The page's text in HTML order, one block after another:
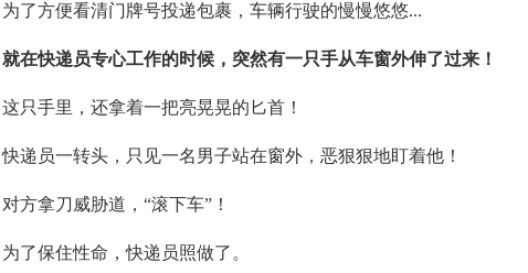
为了方便看清门牌号投递包裹，车辆行驶的慢慢悠悠...
就在快递员专心工作的时候，突然有一只手从车窗外伸了过来！
这只手里，还拿着一把亮晃晃的匕首！
快递员一转头，只见一名男子站在窗外，恶狠狠地盯着他！
对方拿刀威胁道，“滚下车”！
为了保住性命，快递员照做了。